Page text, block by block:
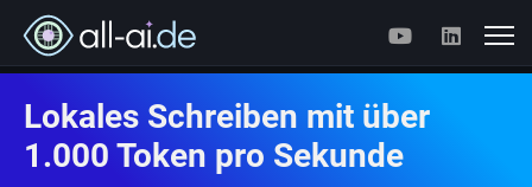
Lokales Schreiben mit über
1.000 Token pro Sekunde